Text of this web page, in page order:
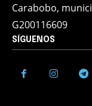
Carabobo,
G200116609
SÍGUENOS